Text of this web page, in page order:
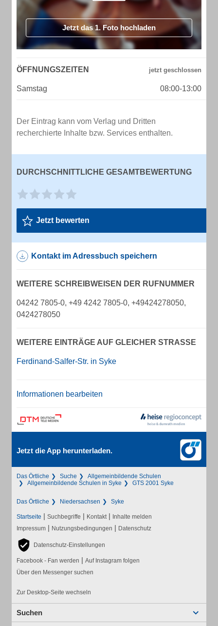
Jetzt das 1. Foto hochladen
ÖFFNUNGSZEITEN
Samstag 08:00-13:00
Der Eintrag kann vom Verlag und Dritten
recherchierte Inhalte bzw. Services enthalten.
DURCHSCHNITTLICHE GESAMTBEWERTUNG
Jetzt bewerten
Kontakt im Adressbuch speichern
WEITERE SCHREIBWEISEN DER RUFNUMMER
04242 7805-0, +49 4242 7805-0, +49424278050,
0424278050
WEITERE EINTRÄGE AUF GLEICHER STRASSE
Ferdinand-Salfer-Str. in Syke
Informationen bearbeiten
Jetzt die App herunterladen.
Das Örtliche Suche
Allgemeinbildende Schulen
Allgemeinbildende Schulen in Syke
GTS 2001 Syke
Das Örtliche Niedersachsen Syke
Startseite | Suchbegriffe | Kontakt | Inhalte melden
Impressum | Nutzungsbedingungen | Datenschutz
Datenschutz-Einstellungen
Facebook - Fan werden | Auf Instagram folgen
Über den Messenger suchen
Zur Desktop-Seite wechseln
Suchen